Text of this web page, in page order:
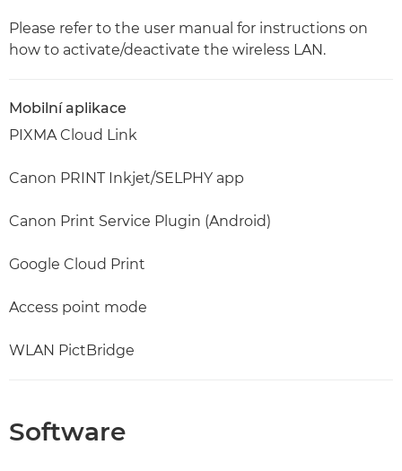
Please refer to the user manual for instructions on
how to activate/deactivate the wireless LAN.
Mobilní aplikace
PIXMA Cloud Link
Canon PRINT Inkjet/SELPHY app
Canon Print Service Plugin (Android)
Google Cloud Print
Access point mode
WLAN PictBridge
Software